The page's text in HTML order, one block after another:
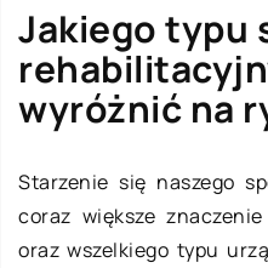
Jakiego typu
wyróżnić na
Starzenie się naszego
coraz większe
oraz wszelkiego typu